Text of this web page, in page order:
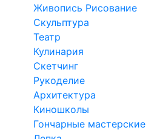
Живопись Рисование
Скульптура
Театр
Кулинария
Скетчинг
Рукоделие
Архитектура
Киношколы
Гончарные мастерские